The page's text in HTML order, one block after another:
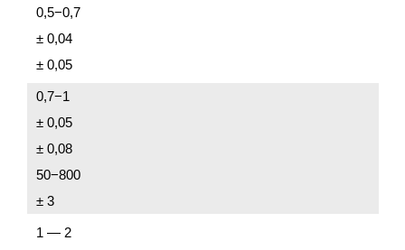
0,5−0,7
± 0,04
± 0,05
0,7−1
± 0,05
± 0,08
50−800
± 3
1 — 2